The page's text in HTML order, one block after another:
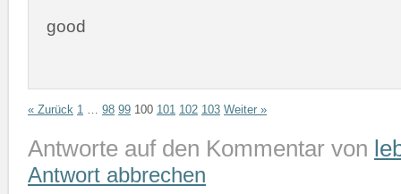
good
« Zurück 1 … 98 99 100 101 102 103 Weiter »
Antworte auf den Kommentar von
Antwort abbrechen